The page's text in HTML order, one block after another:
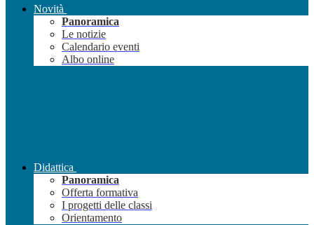
Novità
Panoramica
Le notizie
Calendario eventi
Albo online
Didattica
Panoramica
Offerta formativa
I progetti delle classi
Orientamento